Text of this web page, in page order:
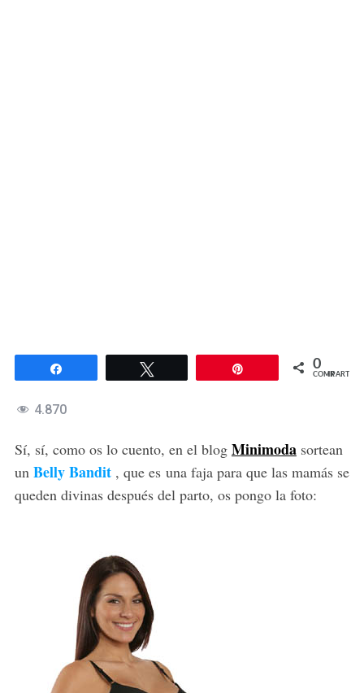
0
COMPARTIR
4.870
Sí, sí, como os lo cuento, en el blog Minimodasortean
un Belly Bandit , que es una faja para que las mamás se
queden divinas después del parto, os pongo la foto: